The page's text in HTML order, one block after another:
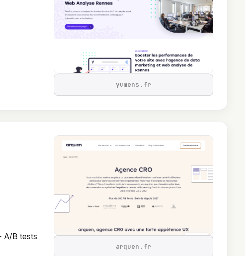
yumens.fr
A/B tests
arquen.fr